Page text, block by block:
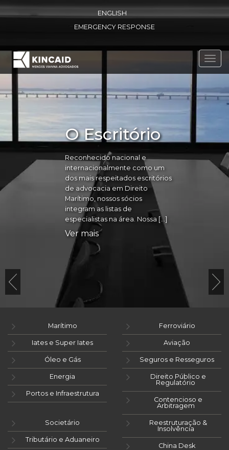
ENGLISH
EMERGENCY RESPONSE
O Escritório
Reconhecido nacional e
internacionalmente como um
dos mais respeitados escritórios
de advocacia em Direito
Marítimo, nossos sócios
integram as listas de
especialistas na área. Nossa […]
Ver mais
Marítimo
Iates e Super Iates
Óleo e Gás
Energia
Portos e Infraestrutura
Ferroviário
Aviação
Seguros e Resseguros
Direito Público e
Regulatório
Contencioso e
Arbitragem
Societário
Tributário e Aduaneiro
Reestruturação &
Insolvência
China Desk